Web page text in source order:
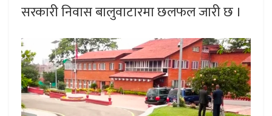
सरकारी निवास बालुवाटारमा छलफल जारी छ ।